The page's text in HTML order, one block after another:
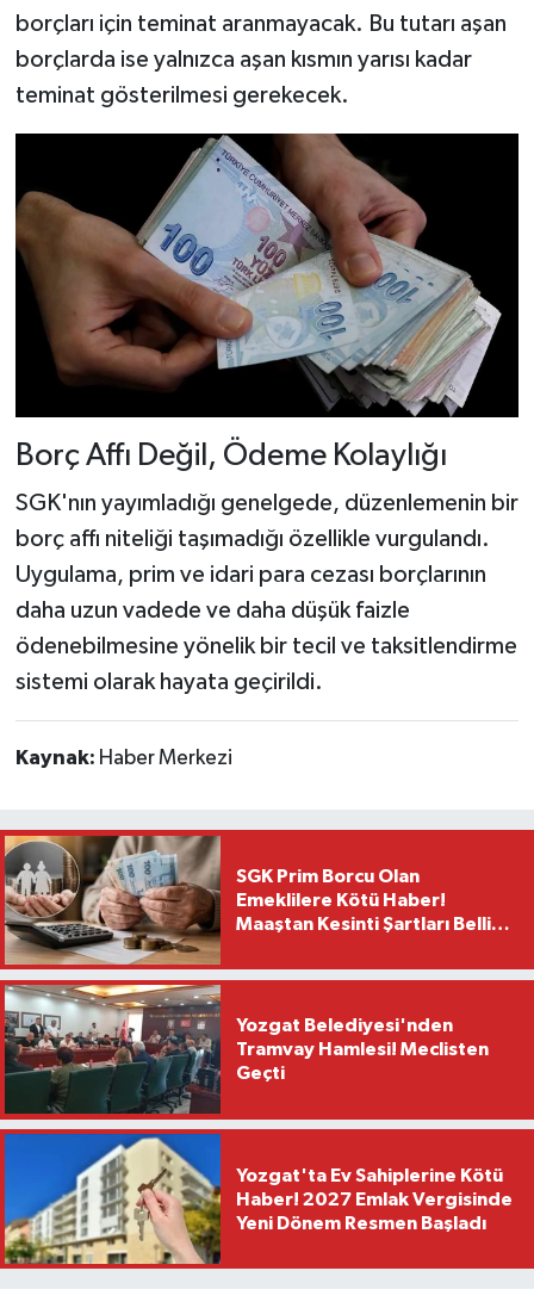
borçları için teminat aranmayacak. Bu tutarı aşan
borçlarda ise yalnızca aşan kısmın yarısı kadar
teminat gösterilmesi gerekecek.
Borç Affı Değil, Ödeme Kolaylığı
SGK'nın yayımladığı genelgede, düzenlemenin bir
borç affı niteliği taşımadığı özellikle vurgulandı.
Uygulama, prim ve idari para cezası borçlarının
daha uzun vadede ve daha düşük faizle
ödenebilmesine yönelik bir tecil ve taksitlendirme
sistemi olarak hayata geçirildi.
Kaynak: Haber Merkezi
SGK Prim Borcu Olan
Emeklilere Kötü Haber!
Maaştan Kesinti Şartları Belli
Yozgat Belediyesi'nden
Tramvay Hamlesi! Meclisten
Geçti
Yozgat'ta Ev Sahiplerine Kötü
Haber! 2027 Emlak Vergisinde
Yeni Dönem Resmen Başladı